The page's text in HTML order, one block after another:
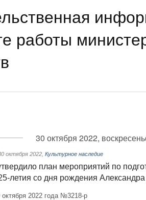
работы
30 октября 2022,
октября 2022 Культурное наследие
план мероприятий по
летия со дня рождения
2022 года №3218-р